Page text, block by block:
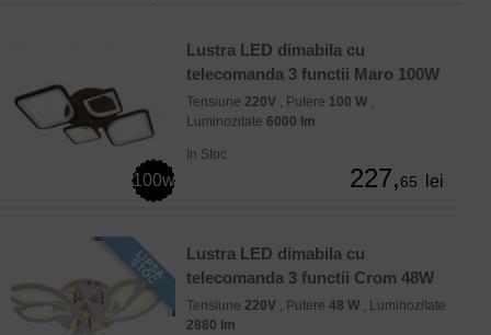
100w
Lustra LED dimabila cu
telecomanda 3 functii Maro 100W
Tensiune 220V , Putere 100 W ,
Luminozitate 6000 lm
In Stoc
227,65 lei
Lustra LED dimabila cu
telecomanda 3 functii Crom 48W
Tensiune 220V , Putere 48 W , Luminozitate
2880 lm